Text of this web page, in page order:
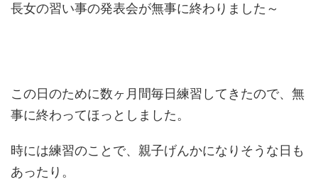
長女の習い事の発表会が無事に終わりました～
この日のために数ヶ月間毎日練習してきたので、無
事に終わってほっとしました。
時には練習のことで、親子げんかになりそうな日も
あったり。